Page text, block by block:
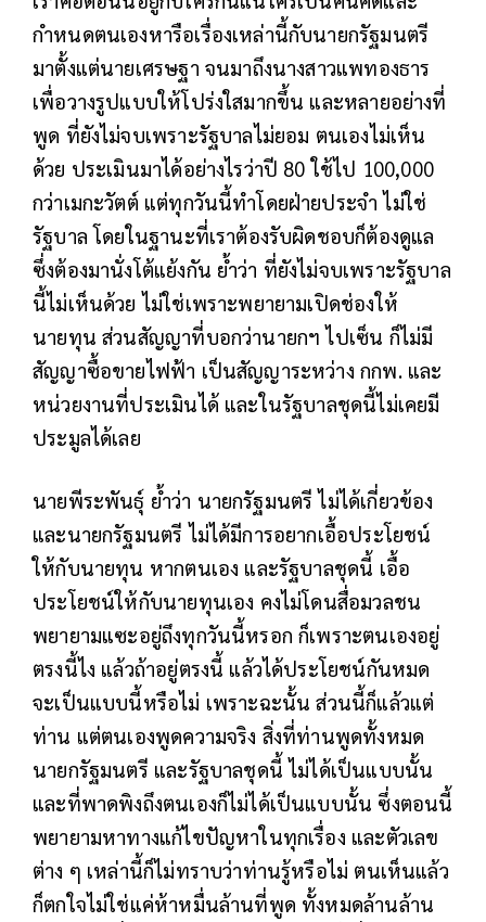
กำหนดตนเองหารือเรื่องเหล่านี้กับนายกรัฐมนตรี
มาตั้งแต่นายเศรษฐา จนมาถึงนางสาวแพทองธาร
เพื่อวางรูปแบบให้โปร่งใสมากขึ้น และหลายอย่างที่
พูด ที่ยังไม่จบเพราะรัฐบาลไม่ยอม ตนเองไม่เห็น
ด้วย ประเมินมาได้อย่างไรว่าปี 80 ใช้ไป 100,000
กว่าเมกะวัตต์ แต่ทุกวันนี้ทำโดยฝ่ายประจำ ไม่ใช่
รัฐบาล โดยในฐานะที่เราต้องรับผิดชอบก็ต้องดูแล
ซึ่งต้องมานั่งโต้แย้งกัน ย้ำว่า ที่ยังไม่จบเพราะรัฐบาล
นี้ไม่เห็นด้วย ไม่ใช่เพราะพยายามเปิดช่องให้
นายทุน ส่วนสัญญาที่บอกว่านายกฯ ไปเซ็น ก็ไม่มี
สัญญาซื้อขายไฟฟ้า เป็นสัญญาระหว่าง กกพ. และ
หน่วยงานที่ประเมินได้ และในรัฐบาลชุดนี้ไม่เคยมี
ประมูลได้เลย
นายพีระพันธุ์ ย้ำว่า นายกรัฐมนตรี ไม่ได้เกี่ยวข้อง
และนายกรัฐมนตรี ไม่ได้มีการอยากเอื้อประโยชน์
ให้กับนายทุน หากตนเอง และรัฐบาลชุดนี้ เอื้อ
ประโยชน์ให้กับนายทุนเอง คงไม่โดนสื่อมวลชน
พยายามแซะอยู่ถึงทุกวันนี้หรอก ก็เพราะตนเองอยู่
ตรงนี้ไง แล้วถ้าอยู่ตรงนี้ แล้วได้ประโยชน์กันหมด
จะเป็นแบบนี้หรือไม่ เพราะฉะนั้น ส่วนนี้ก็แล้วแต่
ท่าน แต่ตนเองพูดความจริง สิ่งที่ท่านพูดทั้งหมด
นายกรัฐมนตรี และรัฐบาลชุดนี้ ไม่ได้เป็นแบบนั้น
และที่พาดพิงถึงตนเองก็ไม่ได้เป็นแบบนั้น ซึ่งตอนนี้
พยายามหาทางแก้ไขปัญหาในทุกเรื่อง และตัวเลข
ต่าง ๆ เหล่านี้ก็ไม่ทราบว่าท่านรู้หรือไม่ ตนเห็นแล้ว
ก็ตกใจไม่ใช่แค่ห้าหมื่นล้านที่พูด ทั้งหมดล้านล้าน